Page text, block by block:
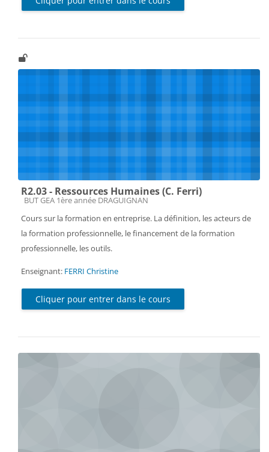
R2.03 - Ressources Humaines (C. Ferri)
Catégorie de cours
BUT GEA 1ère année DRAGUIGNAN
Cours sur la formation en entreprise. La définition, les acteurs de
la formation professionnelle, le financement de la formation
professionnelle, les outils.
Enseignant: FERRI Christine
Cliquer pour entrer dans le cours